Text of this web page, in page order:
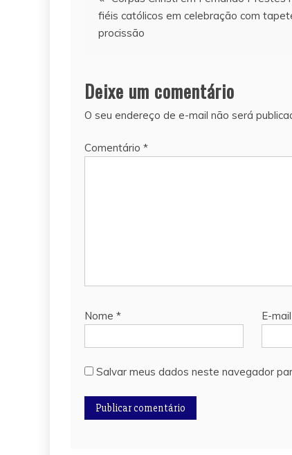
de
fiéis católicos em celebração com
procissão
Deixe um comentário
O seu endereço de e-mail não será
Comentário *
Nome * E-
Salvar meus dados neste navegador